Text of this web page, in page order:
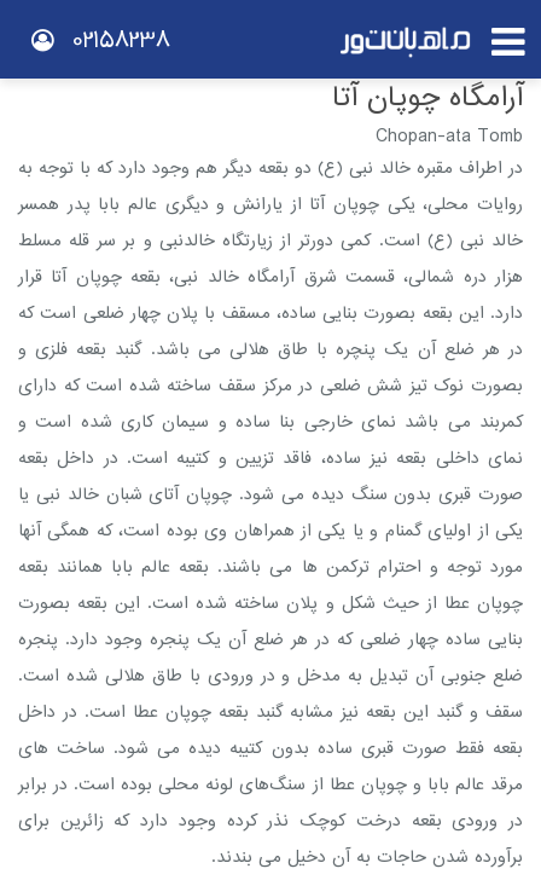
02158238
آرامگاه چوپان آتا
Chopan-ata Tomb
در اطراف مقبره خالد نبی (ع) دو بقعه دیگر هم وجود دارد که با توجه به
روایات محلی، یکی چوپان آتا از یارانش و دیگری عالم بابا پدر همسر
خالد نبی (ع) است. کمی دورتر از زیارتگاه خالدنبی و بر سر قله مسلط
هزار دره شمالی، قسمت شرق آرامگاه خالد نبی، بقعه چوپان آتا قرار
دارد. این بقعه بصورت بنایی ساده، مسقف با پلان چهار ضلعی است که
در هر ضلع آن یک پنچره با طاق هلالی می‌ باشد. گنبد بقعه فلزی و
بصورت نوک تیز شش ضلعی در مرکز سقف ساخته شده است که دارای
کمربند می‌ باشد نمای خارجی بنا ساده و سیمان کاری شده است و
نمای داخلی بقعه نیز ساده، فاقد تزیین و کتیبه است. در داخل بقعه
صورت قبری بدون سنگ دیده می‌ شود. چوپان آتای شبان خالد نبی یا
یکی از اولیای گمنام و یا یکی از همراهان وی بوده است، که همگی آنها
مورد توجه و احترام ترکمن‌ ها می‌ باشند. بقعه عالم بابا همانند بقعه
چوپان عطا از حیث شکل و پلان ساخته شده‌ است. این بقعه بصورت
بنایی ساده چهار ضلعی که در هر ضلع آن یک پنجره وجود دارد. پنجره
ضلع جنوبی آن تبدیل به مدخل و در ورودی با طاق هلالی شده‌ است.
سقف و گنبد این بقعه نیز مشابه گنبد بقعه چوپان عطا است. در داخل
بقعه فقط صورت قبری ساده بدون کتیبه دیده می‌ شود. ساخت های
مرقد عالم بابا و چوپان عطا از سنگ‌های لونه محلی بوده‌ است. در برابر
در ورودی بقعه درخت کوچک نذر کرده وجود دارد که زائرین برای
برآورده شدن حاجات به آن دخیل می‌ بندند.